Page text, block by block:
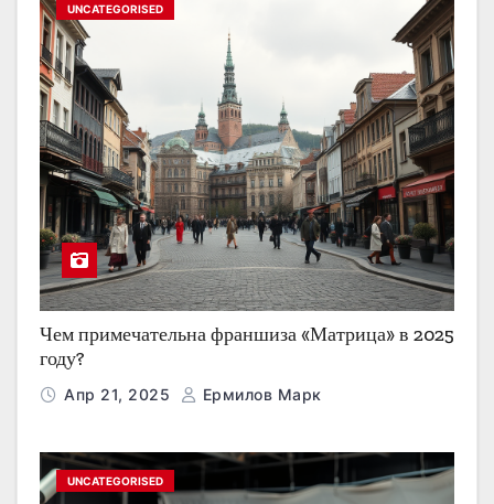
UNCATEGORISED
Чем примечательна франшиза «Матрица» в 2025
году?
Апр 21, 2025 Ермилов Марк
UNCATEGORISED